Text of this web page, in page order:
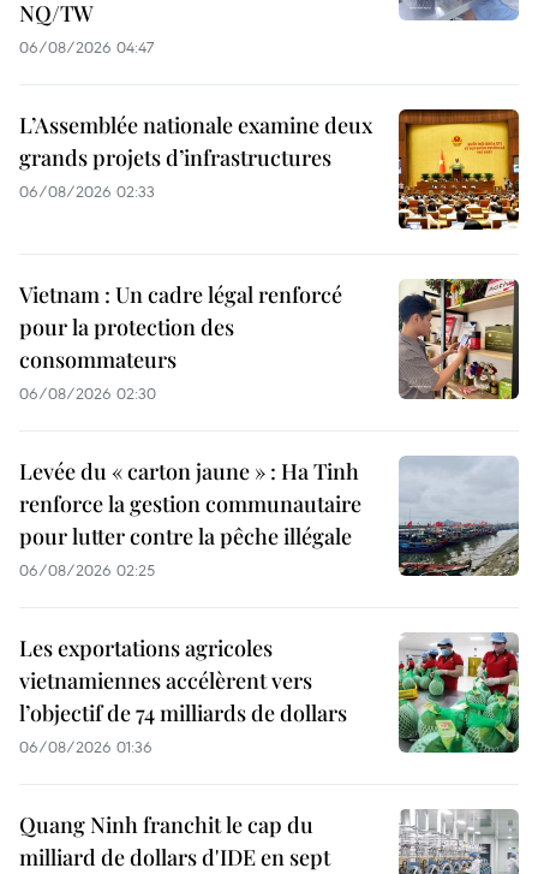
NQ/TW
06/08/2026 04:47
L’Assemblée nationale examine deux
grands projets d’infrastructures
06/08/2026 02:33
Vietnam : Un cadre légal renforcé
pour la protection des
consommateurs
06/08/2026 02:30
Levée du « carton jaune » : Ha Tinh
renforce la gestion communautaire
pour lutter contre la pêche illégale
06/08/2026 02:25
Les exportations agricoles
vietnamiennes accélèrent vers
l’objectif de 74 milliards de dollars
06/08/2026 01:36
Quang Ninh franchit le cap du
milliard de dollars d'IDE en sept